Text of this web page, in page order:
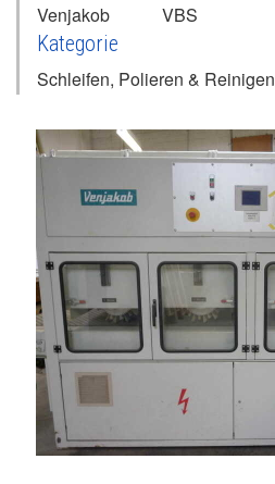
Venjakob VBS
Kategorie
Schleifen, Polieren & Reinigen